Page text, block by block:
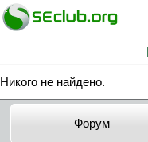
Никого не найдено.
Форум